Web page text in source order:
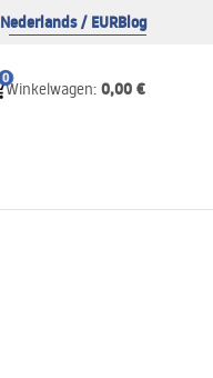
Nederlands / EURBlog
0
Winkelwagen: 0,00 €